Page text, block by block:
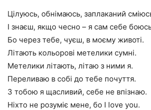
Цілуюсь, обнімаюсь, заплаканий
І знаєш, якщо чесно – я сам себе
Бо через тебе, чуєш, в моєму животі.
Літають кольорові метелики сумні.
Метелики літають, літаю з ними я.
Переливаю в собі до тебе почуття.
З тобою я щасливий, себе не впізнаю.
Ніхто не розуміє мене, бо I love you.